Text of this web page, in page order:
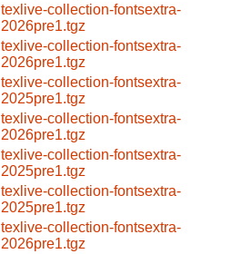
texlive-collection-fontsextra-
2026pre1.tgz
texlive-collection-fontsextra-
2026pre1.tgz
texlive-collection-fontsextra-
2025pre1.tgz
texlive-collection-fontsextra-
2026pre1.tgz
texlive-collection-fontsextra-
2025pre1.tgz
texlive-collection-fontsextra-
2025pre1.tgz
texlive-collection-fontsextra-
2026pre1.tgz